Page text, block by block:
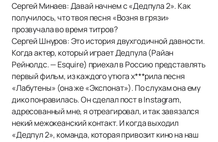
Сергей Минаев: Давай начнем с «Дедпула 2». Как
получилось, что твоя песня «Возня в грязи»
прозвучала во время титров?
Сергей Шнуров: Это история двухгодичной давности.
Когда актер, который играет Дедпула (Райан
Рейнолдс. — Esquire) приехал в Россию представлять
первый фильм, из каждого утюга х***рила песня
«Лабутены» (она же «Экспонат»). По слухам она ему
дико понравилась. Он сделал пост в Instagram,
адресованный мне, я отреагировал, и так завязался
некий межокеанский контакт. И когда выходил
«Дедпул 2», команда, которая привозит кино на наш